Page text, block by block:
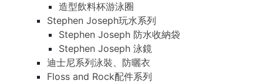
造型飲料杯游泳圈
Stephen Joseph玩水系列
Stephen Joseph 防水收納袋
Stephen Joseph 泳鏡
迪士尼系列泳裝、防曬衣
Floss and Rock配件系列